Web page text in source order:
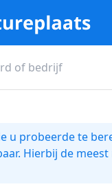
u probeerde te
Hierbij de